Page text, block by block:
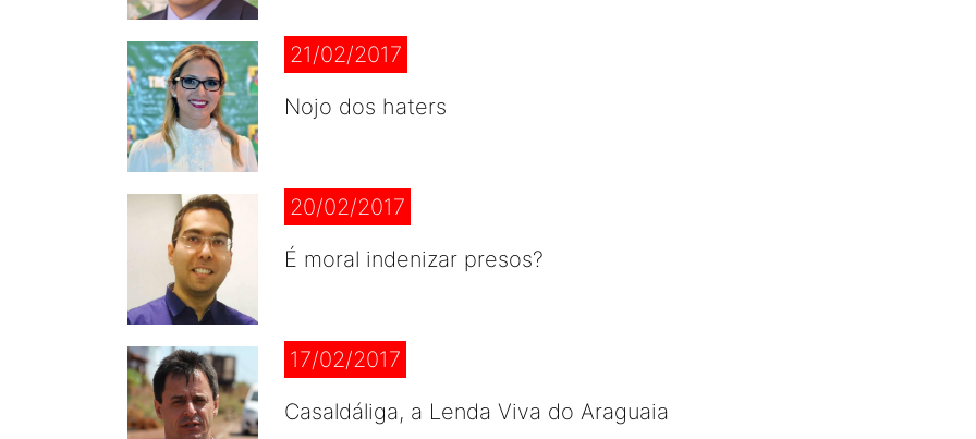
21/02/2017
Nojo dos haters
20/02/2017
É moral indenizar presos?
17/02/2017
Casaldáliga, a Lenda Viva do Araguaia